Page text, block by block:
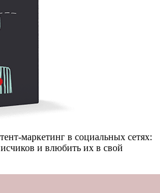
маркетинг в социальных сетях:
и влюбить их в свой